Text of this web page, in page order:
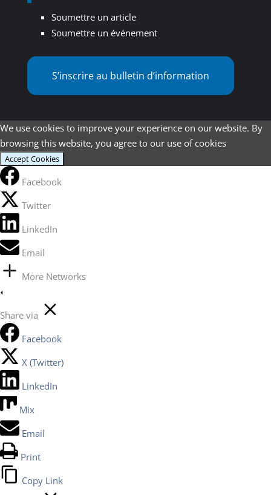
Soumettre un article
Soumettre un événement
S’inscrire au bulletin d’information
We use cookies to improve your experience on our website. By
browsing this website, you agree to our use of cookies
Accept Cookies
Facebook
Twitter
LinkedIn
Email
More Networks
Share via
Facebook
X (Twitter)
LinkedIn
Mix
Email
Print
Copy Link